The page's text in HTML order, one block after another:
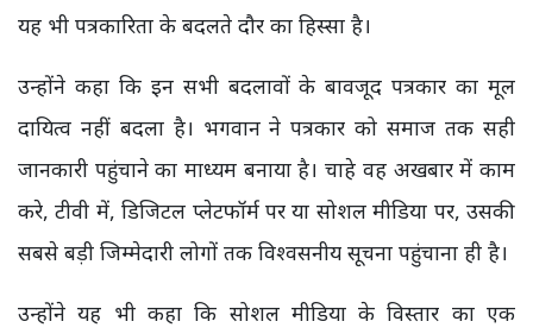
यह भी पत्रकारिता के बदलते दौर का हिस्सा है।
उन्होंने कहा कि इन सभी बदलावों के बावजूद पत्रकार का मूल
दायित्व नहीं बदला है। भगवान ने पत्रकार को समाज तक सही
जानकारी पहुंचाने का माध्यम बनाया है। चाहे वह अखबार में काम
करे, टीवी में, डिजिटल प्लेटफॉर्म पर या सोशल मीडिया पर, उसकी
सबसे बड़ी जिम्मेदारी लोगों तक विश्वसनीय सूचना पहुंचाना ही है।
उन्होंने यह भी कहा कि सोशल मीडिया के विस्तार का एक